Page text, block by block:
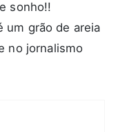
sonho!!
um grão de areia
no jornalismo